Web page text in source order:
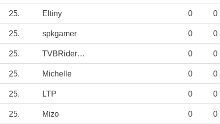
25. Eltiny 0 0
25. spkgamer 0 0
25. TVBRiderJED12 0 0
25. Michelle 0 0
25. LTP 0 0
25. Mizo 0 0